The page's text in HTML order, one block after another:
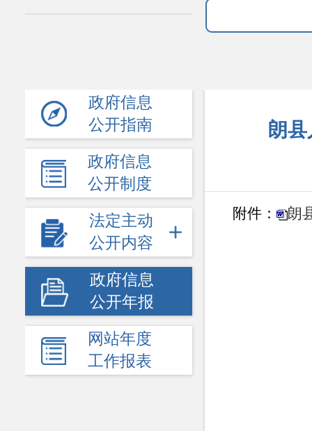
政府信息
公开指南
政府信息
公开制度
法定主动
公开内容
政府信息
公开年报
网站年度
工作报表
朗
附件： 朗